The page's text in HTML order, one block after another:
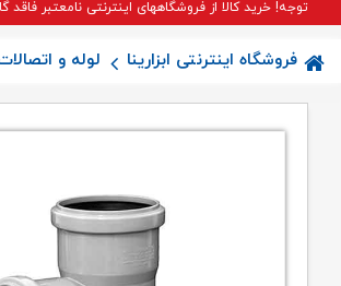
توجه! خرید کالا از فروشگاههای اینترنتی نامعتبر
فروشگاه اینترنتی ابزارینا لوله و